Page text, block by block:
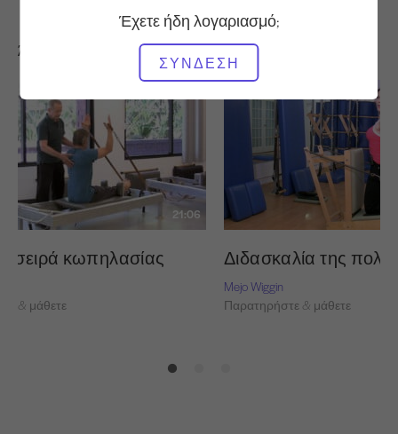
Έχετε ήδη λογαριασμό;
ΣΎΝΔΕΣΗ
Άλλες προπονήσεις που μπορεί να σας αρέσουν
21:06
σειρά κωπηλασίας
& μάθετε
Διδασκαλία της
Mejo Wiggin
Παρατηρήστε & μάθετε